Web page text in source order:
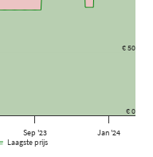
Sep '23 Jan '24
€ 0
€ 50
Laagste prijs